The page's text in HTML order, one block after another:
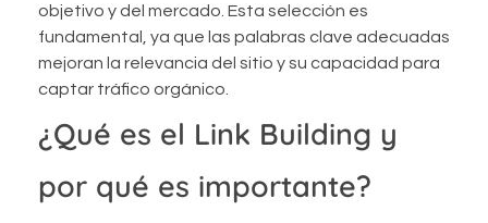
objetivo y del mercado. Esta selección es
fundamental, ya que las palabras clave adecuadas
mejoran la relevancia del sitio y su capacidad para
captar tráfico orgánico.
¿Qué es el Link Building y
por qué es importante?